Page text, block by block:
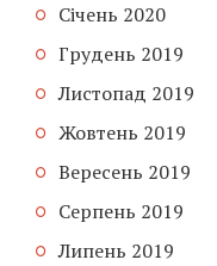
Січень 2020
Грудень 2019
Листопад 2019
Жовтень 2019
Вересень 2019
Серпень 2019
Липень 2019